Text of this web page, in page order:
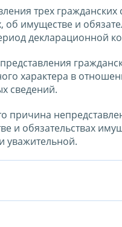
трех
об имуществе и
декларационной
характера в
сведений.
причина
и обязательствах
уважительной.